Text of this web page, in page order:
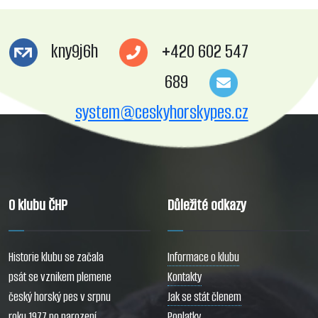
kny9j6h
+420 602 547
689
system@ceskyhorskypes.cz
O klubu ČHP
Historie klubu se začala
psát se vznikem plemene
český horský pes v srpnu
Důležité odkazy
Informace o klubu
Kontakty
Jak se stát členem